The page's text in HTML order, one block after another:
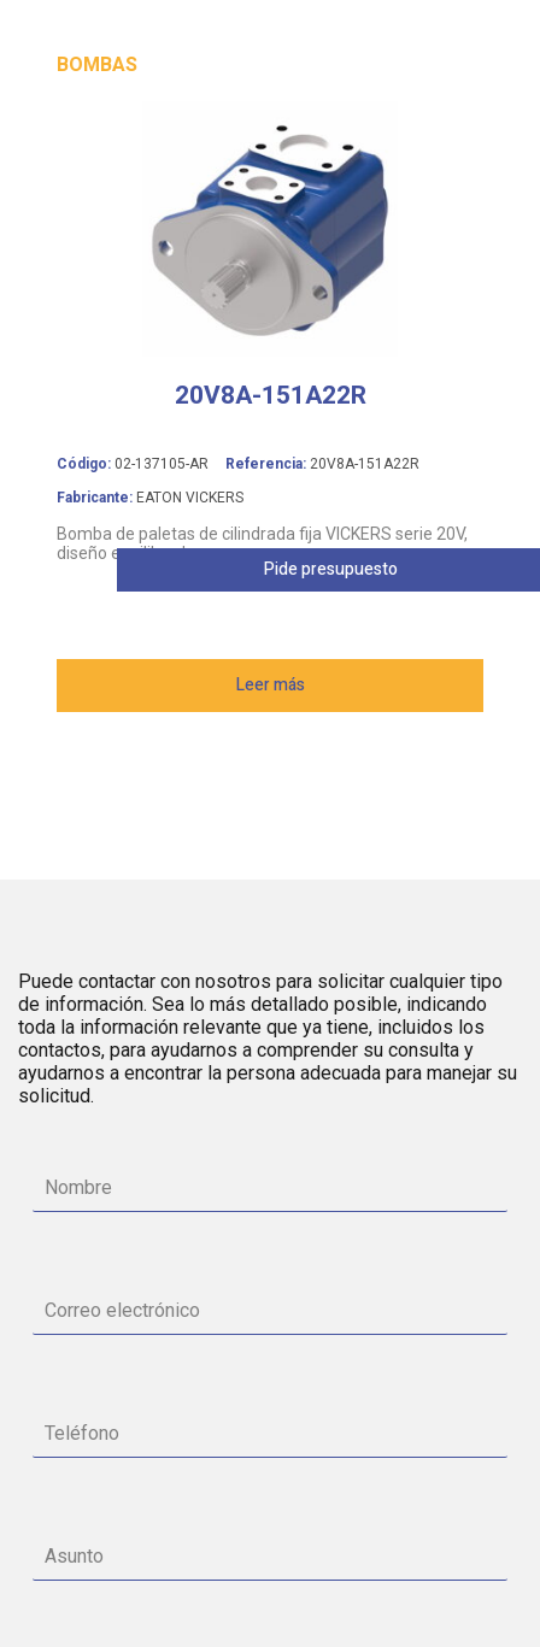
BOMBAS
20V8A-151A22R
Código: 02-137105-AR Referencia: 20V8A-151A22R
Fabricante: EATON VICKERS
Bomba de paletas de cilindrada fija VICKERS serie 20V,
diseño equilibrado
Leer más
Pide presupuesto
Puede contactar con nosotros para solicitar cualquier tipo
de información. Sea lo más detallado posible, indicando
toda la información relevante que ya tiene, incluidos los
contactos, para ayudarnos a comprender su consulta y
ayudarnos a encontrar la persona adecuada para manejar su
solicitud.